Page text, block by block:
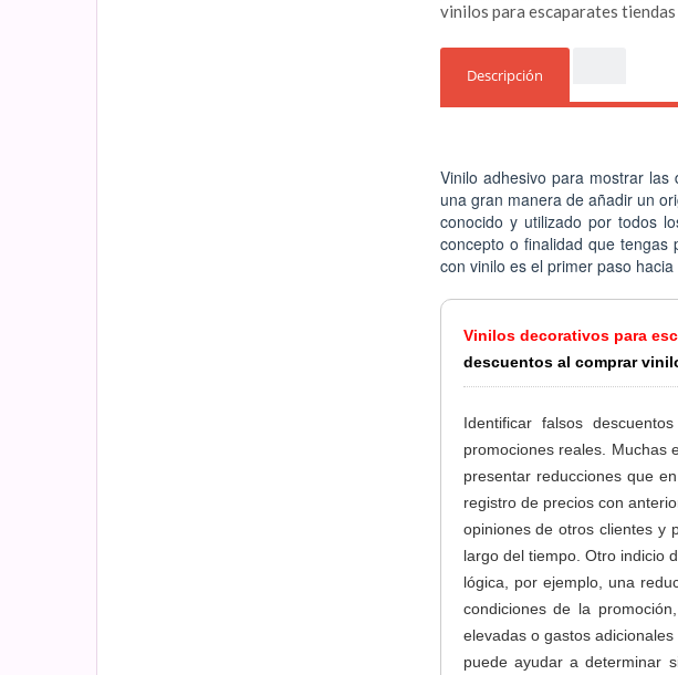
vinilos para escaparates tiendas
Descripción
Vinilo adhesivo para mostrar
una gran manera de añadir un
conocido y utilizado por todos
concepto o finalidad que tengas
con vinilo es el primer paso
Vinilos decorativos para
descuentos al comprar
Identificar falsos
promociones reales. Muchas
presentar reducciones que
registro de precios con
opiniones de otros clientes y
largo del tiempo. Otro indicio
lógica, por ejemplo, una
condiciones de la
elevadas o gastos
puede ayudar a determinar